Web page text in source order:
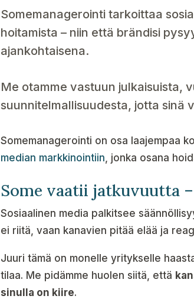
Somemanagerointi tarkoittaa
hoitamista – niin että brändisi
ajankohtaisena.
Me otamme vastuun julkaisuista,
suunnitelmallisuudesta, jotta sinä
Somemanagerointi on osa laajempaa
median markkinointiin, jonka osana
Some vaatii jatkuvuutta
Sosiaalinen media palkitsee
ei riitä, vaan kanavien pitää elää ja
Juuri tämä on monelle yritykselle
tilaa. Me pidämme huolen siitä, että
sinulla on kiire.